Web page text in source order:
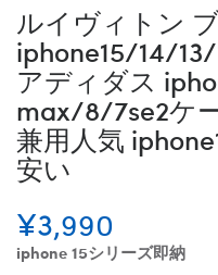
ルイヴィトン
iphone15/14/
アディダス
max/8/7se2ケ
兼用人気
安い
¥3,990
iphone 15シリーズ即納